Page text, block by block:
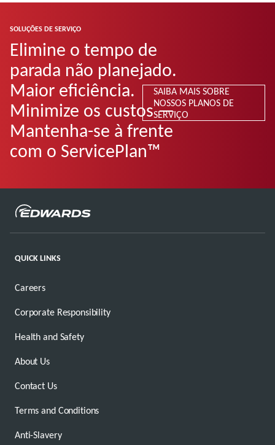
SOLUÇÕES DE SERVIÇO
Elimine o tempo de
parada não planejado.
Maior eficiência.
Minimize os custos —
Mantenha-se à frente
com o ServicePlan™
SAIBA MAIS SOBRE
NOSSOS PLANOS DE
SERVIÇO
QUICK LINKS
Careers
Corporate Responsibility
Health and Safety
About Us
Contact Us
Terms and Conditions
Anti-Slavery